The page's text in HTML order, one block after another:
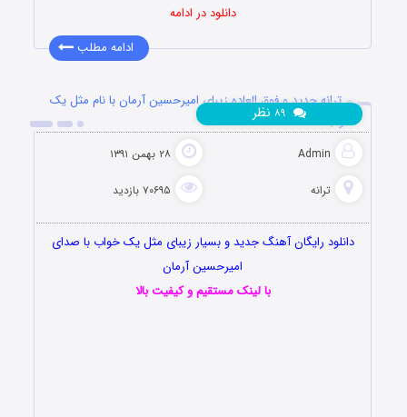
دانلود در ادامه
ادامه مطلب
ترانه جدید و فوق العاده زیبای امیرحسین آرمان با نام مثل یک
خواب
Admin ۲۸ بهمن ۱۳۹۱
ترانه ۷۰۶۹۵ بازدید
۸۹ نظر
دانلود رایگان آهنگ جدید و بسیار زیبای مثل یک خواب با صدای
امیرحسین آرمان
با لینک مستقیم و کیفیت بالا